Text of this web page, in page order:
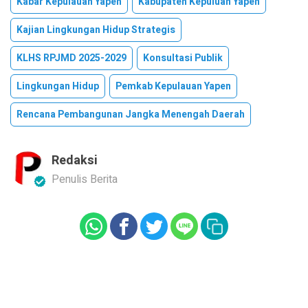
Kajian Lingkungan Hidup Strategis
KLHS RPJMD 2025-2029
Konsultasi Publik
Lingkungan Hidup
Pemkab Kepulauan Yapen
Rencana Pembangunan Jangka Menengah Daerah
Redaksi
Penulis Berita